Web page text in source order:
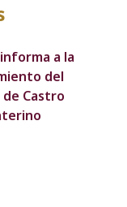
a la
del
de Castro